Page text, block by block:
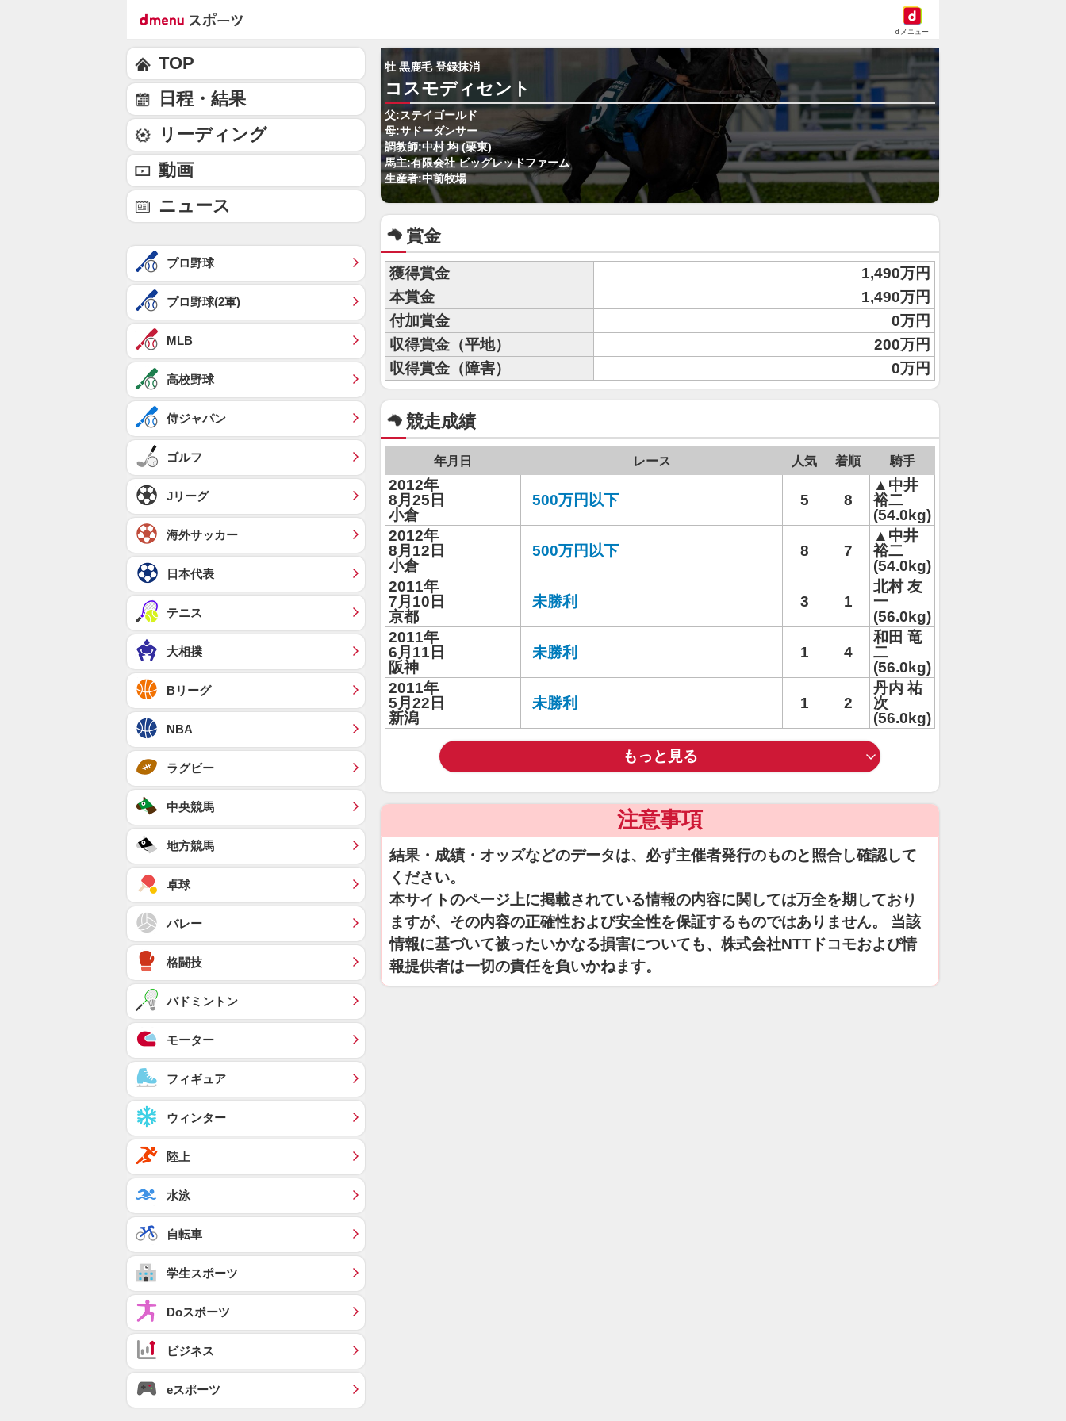
dメニュー
牡 黒鹿毛 登録抹消
コスモディセント
父:ステイゴールド
母:サドーダンサー
調教師:中村 均 (栗東)
馬主:有限会社 ビッグレッドファーム
生産者:中前牧場
賞金
獲得賞金
1,490万円
本賞金
1,490万円
付加賞金
0万円
収得賞金（平地）
200万円
収得賞金（障害）
0万円
競走成績
年月日 レース 人気 着順 騎手
2012年
8月25日
小倉
500万円以下 5 8
▲中井
裕二
(54.0kg)
2012年
8月12日
小倉
500万円以下 8 7
▲中井
裕二
(54.0kg)
2011年
7月10日
京都
未勝利 3 1
北村 友
一
(56.0kg)
2011年
6月11日
阪神
未勝利 1 4
和田 竜
二
(56.0kg)
2011年
5月22日
新潟
未勝利 1 2
丹内 祐
次
(56.0kg)
もっと見る
注意事項
結果・成績・オッズなどのデータは、必ず主催者発行のものと照合し確認して
ください。
本サイトのページ上に掲載されている情報の内容に関しては万全を期しており
ますが、その内容の正確性および安全性を保証するものではありません。 当該
情報に基づいて被ったいかなる損害についても、株式会社NTTドコモおよび情
報提供者は一切の責任を負いかねます。
TOP
日程・結果
リーディング
動画
ニュース
プロ野球
プロ野球(2軍)
MLB
高校野球
侍ジャパン
ゴルフ
Jリーグ
海外サッカー
日本代表
テニス
大相撲
Bリーグ
NBA
ラグビー
中央競馬
地方競馬
卓球
バレー
格闘技
バドミントン
モーター
フィギュア
ウィンター
陸上
水泳
自転車
学生スポーツ
Doスポーツ
ビジネス
eスポーツ